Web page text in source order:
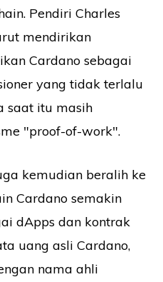
Pendiri Charles
mendirikan
Cardano sebagai
yang tidak terlalu
saat itu masih
"proof-of-work".
kemudian beralih ke
Cardano semakin
dApps dan kontrak
uang asli Cardano,
nama ahli